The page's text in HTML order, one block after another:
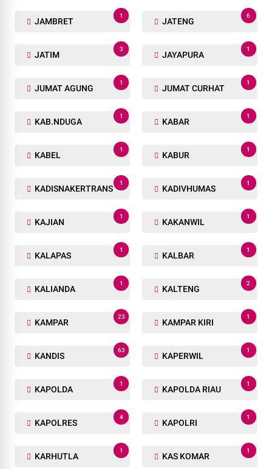
JAMBRET
1
JATENG
6
JATIM
3
JAYAPURA
1
JUMAT AGUNG
1
JUMAT CURHAT
1
KAB.NDUGA
1
KABAR
1
KABEL
1
KABUR
1
KADISNAKERTRANS
1
KADIVHUMAS
1
KAJIAN
1
KAKANWIL
1
KALAPAS
1
KALBAR
1
KALIANDA
1
KALTENG
2
KAMPAR
23
KAMPAR KIRI
1
KANDIS
63
KAPERWIL
1
KAPOLDA
1
KAPOLDA RIAU
1
KAPOLRES
4
KAPOLRI
1
KARHUTLA
1
KAS KOMAR
1